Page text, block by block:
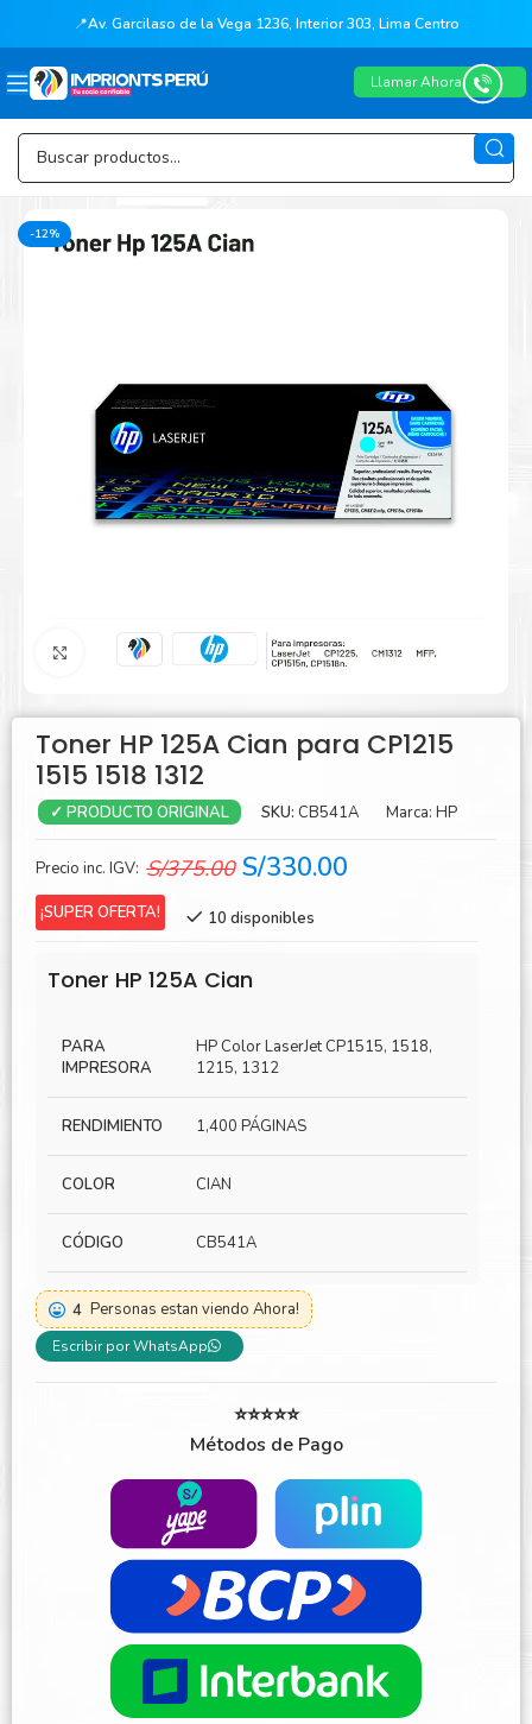
📍Av. Garcilaso de la Vega 1236, Interior 303, Lima Centro
Llamar Ahora
-12%
Agrandar
Toner HP 125A Cian para CP1215
1515 1518 1312
✓ PRODUCTO ORIGINAL SKU: CB541A Marca: HP
Precio inc. IGV: S/375.00 El
original
S/375.00.
S/330.00
¡SUPER OFERTA! 10 disponibles
Toner HP 125A Cian
PARA
IMPRESORA
HP Color LaserJet CP1515, 1518,
1215, 1312
RENDIMIENTO 1,400 PÁGINAS
COLOR CIAN
CÓDIGO CB541A
4 Personas estan viendo Ahora!
Escribir por WhatsApp
⭐⭐⭐⭐⭐
Métodos de Pago